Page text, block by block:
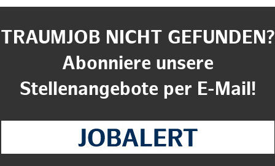
TRAUMJOB NICHT GEFUNDEN?
Abonniere unsere
Stellenangebote per E-Mail!